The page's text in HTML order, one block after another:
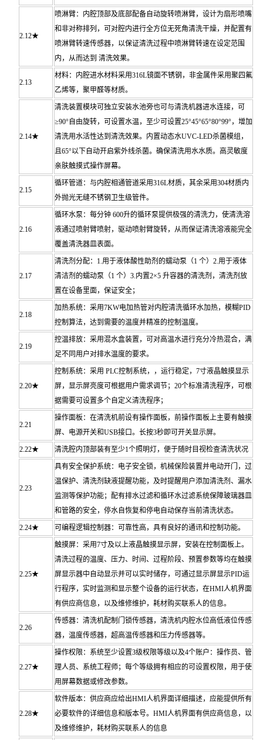
2.12★
喷淋臂：内腔顶部及底部配备自动旋转喷淋臂，设计为扇形喷嘴
和非对称排列，可对腔内进行全方位无死角清洗干燥，并配置有
喷淋臂转速传感器，以保证清洗过程中喷淋臂转速在设定范围
内，从而达到 清洗效果。
2.13
材料：内腔进水材料采用316L镜面不锈钢，非金属件采用聚四氟
乙烯等，聚甲醛等材质。
2.14★
清洗装置模块可独立安装水池旁也可与清洗机器进水连接，可
≥90°自由旋转，可设置水温，至少可设置25°45°65°80°99°，增加
清洗用水活性达到清洗效果。内置动态水UVC-LED杀菌模组，
且65°以下自动开启紫外线杀菌。确保清洗用水水质。高灵敏度
亲肤触摸式操作屏幕。
2.15
循环管道：与内腔相通管道采用316L材质，其余采用304材质内
外抛光无缝不锈钢卫生级管件。
2.16
循环水泵：每分钟 600升的循环泵提供极强的清洗力，使清洗溶
液通过喷射臂喷射，驱动喷射臂旋转，从而保证清洗溶液能完全
覆盖清洗器皿表面。
2.17
清洗剂分配：1.用于液体酸性助剂的蠕动泵（1 个）2.用于液体
清洁剂的蠕动泵（1 个）3.内置2×5 升容器的清洗剂，清洗剂放
置在设备里面，保证安全；
2.18
加热系统：采用7KW电加热管对内腔清洗循环水加热，模糊PID
控制算法，达到需要的温度并精准的控制温度。
2.19
控温排放：采用混水盒装置，可对高温水进行充分冷热混合，满
足不同用户对排水温度的要求。
2.20★
控制系统：采用 PLC控制系统，，运行稳定，7寸液晶触摸显示
屏，显示屏亮度可根据用户需求调节；20个标准清洗程序，可根
据需要可设置多个自定义清洗程序；
2.21
操作面板：在清洗机前设有操作面板，前操作面板上主要有触摸
屏、电源开关和USB接口。长按3秒即可开关显示屏。
2.22★ 清洗腔内顶部装有至少1个照明灯，便于随时目视检查清洗状况
2.23
具有安全保护系统：电子安全锁，机械保险装置并电动开门，过
温保护、清洗剂缺液提醒功能，及时提醒用户添加清洗剂、漏水
监测等保护功能；配有排水过滤和循环水过滤系统保障玻璃器皿
和管路的安全，停水自恢复和停电自动保存当前清洗状态。
2.24★ 可编程逻辑控制器：可靠性高，具有良好的通讯和控制功能。
2.25★
触摸屏：采用7寸及以上液晶触摸显示屏，安装在控制面板上。
清洗过程的温度、压力、时间、过程阶段、预置参数等均在触摸
屏显示器中自动显示并可以实时储存，可通过显示屏显示PID运
行程序，实时监测和显示整个设备的运行状态，在HMI人机界面
有供应商信息，以及维修维护，耗材购买联系人的信息。
2.26
传感器：清洗机配制门锁传感器，清洗机内腔水位高低液位传感
器，温度传感器，超高温传感器和压力传感器等。
2.27★
操作权限：系统至少设置3级权限等级以及4个账户：操作员、管
理人员、系统工程师；每个等级拥有相应的可设置权限，用于使
用屏幕数据或修改参数。
2.28★
软件版本：供应商应给出HMI人机界面详细描述，应能提供所有
必要软件的详细信息和版本号。HMI人机界面有供应商信息，以
及维修维护，耗材购买联系人的信息